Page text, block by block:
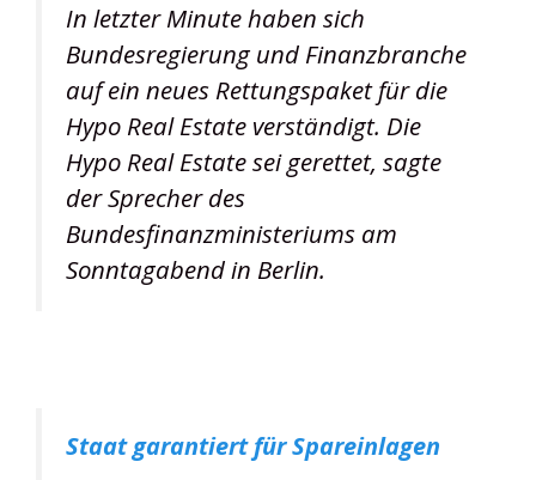
In letzter Minute haben sich
Bundesregierung und Finanzbranche
auf ein neues Rettungspaket für die
Hypo Real Estate verständigt. Die
Hypo Real Estate sei gerettet, sagte
der Sprecher des
Bundesfinanzministeriums am
Sonntagabend in Berlin.
Staat garantiert für Spareinlagen